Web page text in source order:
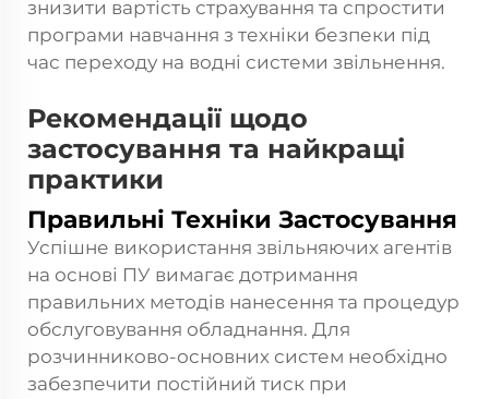
знизити вартість страхування та спростити
програми навчання з техніки безпеки під
час переходу на водні системи звільнення.
Рекомендації щодо
застосування та найкращі
практики
Правильні Техніки Застосування
Успішне використання звільняючих агентів
на основі ПУ вимагає дотримання
правильних методів нанесення та процедур
обслуговування обладнання. Для
розчинниково-основних систем необхідно
забезпечити постійний тиск при